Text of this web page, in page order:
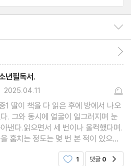
년필독서.
2025.04.11
1 딸이 책을 다 읽은 후에 방에서 나오
. 그와 동시에 얼굴이 일그러지며 눈
낸다.읽으면서 세 번이나 울컥했다며.
훔치는 정도는 몇 번 본 적이 있으나.
며 우는 건 처음 본다. 안아주고 토닥
가 시대의 아픔에 공감하며 눈물 흘
1 댓글 0